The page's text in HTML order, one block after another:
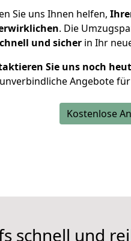
Sie uns Ihnen helfen,
. Die
und sicher in Ihr
Sie uns noch
Angebote
Kostenlose
schnell und